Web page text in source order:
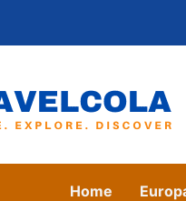
Home